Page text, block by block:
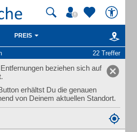
PREIS
22 Treffer
beziehen sich auf
.
erhältst Du die genauen
von Deinem aktuellen Standort.